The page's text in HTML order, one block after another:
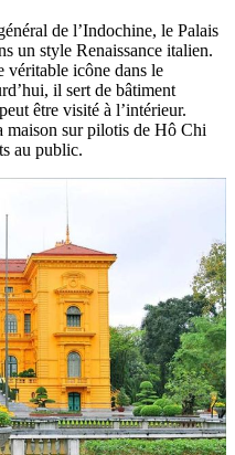
de l’Indochine, le Palais
un style Renaissance italien.
véritable icône dans le
il sert de bâtiment
être visité à l’intérieur.
maison sur pilotis de Hô Chi
au public.